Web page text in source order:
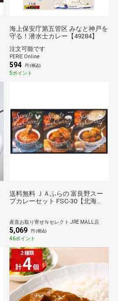
海上保安庁第五管区 みなと神戸を
守る！潜水士カレー【49284】
注文可能です
PERIE Online
594 円 (税込)
5ポイント
送料無料 ＪＡふらの 富良野スー
プカレーセット FSC-30【北海
産直お取り寄せＮセレクト JRE MALL店
5,069 円 (税込)
46ポイント